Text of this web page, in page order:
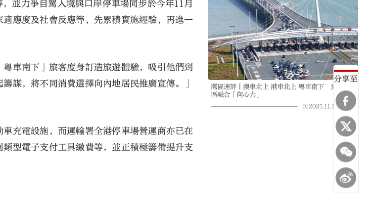
分享至
並力爭自駕入境與口岸停車場同步於今年11月
應度及社會反應等，先累積實施經驗，再進一
車南下」旅客度身訂造旅遊體驗，吸引他們到
謀，將不同消費選擇向內地居民推廣宣傳。」
充電設施，而運輸署全港停車場營運商亦已在
型電子支付工具繳費等，並正積極籌備提升支
灣區速評丨澳車北上 港車北上 粵車南下 見證灣
區融合「向心力」
2025.11.15 06:30